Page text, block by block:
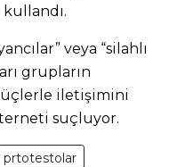
veya “silahlı
grupların
iletişimini
suçluyor.
prtotestolar